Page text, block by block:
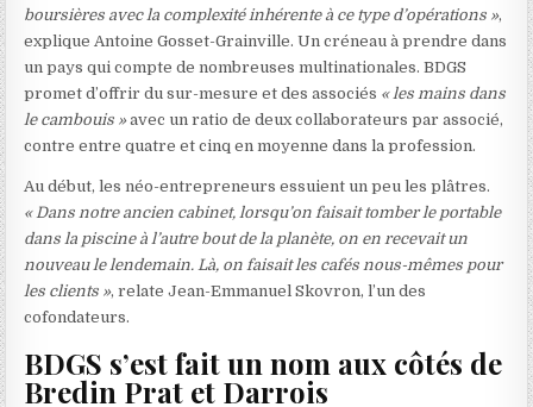
boursières avec la complexité inhérente à ce type d’opérations »,
explique Antoine Gosset-Grainville. Un créneau à prendre dans
un pays qui compte de nombreuses multinationales. BDGS
promet d’offrir du sur-mesure et des associés « les mains dans
le cambouis »avec un ratio de deux collaborateurs par associé,
contre entre quatre et cinq en moyenne dans la profession.
Au début, les néo-entrepreneurs essuient un peu les plâtres.
« Dans notre ancien cabinet, lorsqu’on faisait tomber le portable
dans la piscine à l’autre bout de la planète, on en recevait un
nouveau le lendemain. Là, on faisait les cafés nous-mêmes pour
les clients », relate Jean-Emmanuel Skovron, l’un des
cofondateurs.
BDGS s’est fait un nom aux côtés de
Bredin Prat et Darrois